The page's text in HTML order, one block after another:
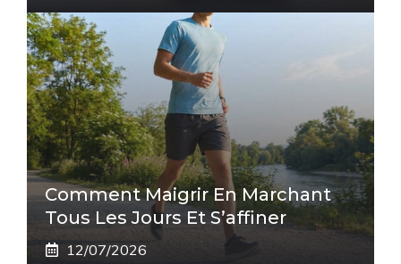
Comment Maigrir En Marchant
Tous Les Jours Et S’affiner
12/07/2026